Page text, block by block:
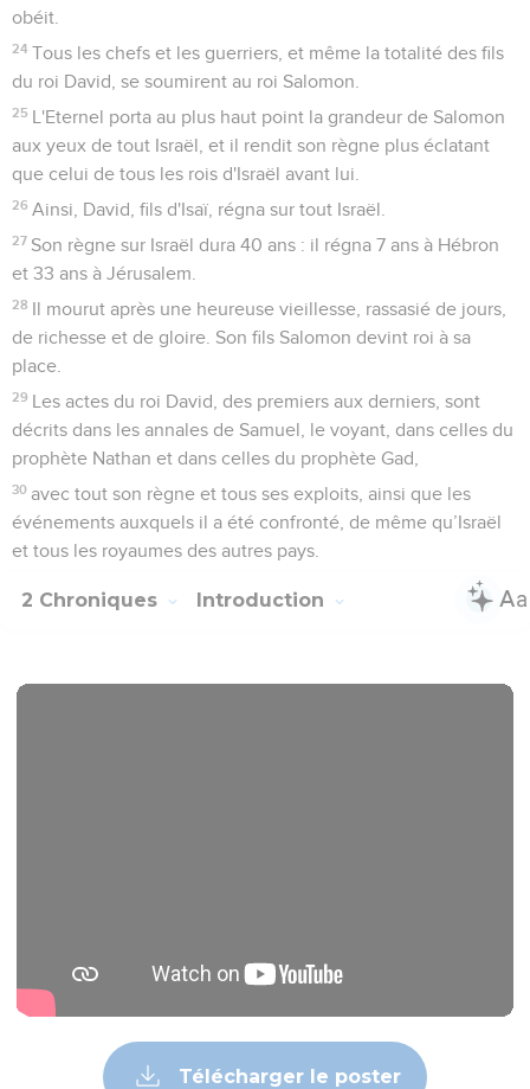
obéit.
24 Tous les chefs et les guerriers, et même la totalité des fils
du roi David, se soumirent au roi Salomon.
25 L'Eternel porta au plus haut point la grandeur de Salomon
aux yeux de tout Israël, et il rendit son règne plus éclatant
que celui de tous les rois d'Israël avant lui.
26 Ainsi, David, fils d'Isaï, régna sur tout Israël.
27 Son règne sur Israël dura 40 ans : il régna 7 ans à Hébron
et 33 ans à Jérusalem.
28 Il mourut après une heureuse vieillesse, rassasié de jours,
de richesse et de gloire. Son fils Salomon devint roi à sa
place.
29 Les actes du roi David, des premiers aux derniers, sont
décrits dans les annales de Samuel, le voyant, dans celles du
prophète Nathan et dans celles du prophète Gad,
30 avec tout son règne et tous ses exploits, ainsi que les
événements auxquels il a été confronté, de même qu’Israël
et tous les royaumes des autres pays.
2 Chroniques Introduction
Télécharger le poster